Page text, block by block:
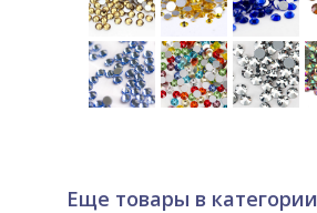
Еще товары в категории